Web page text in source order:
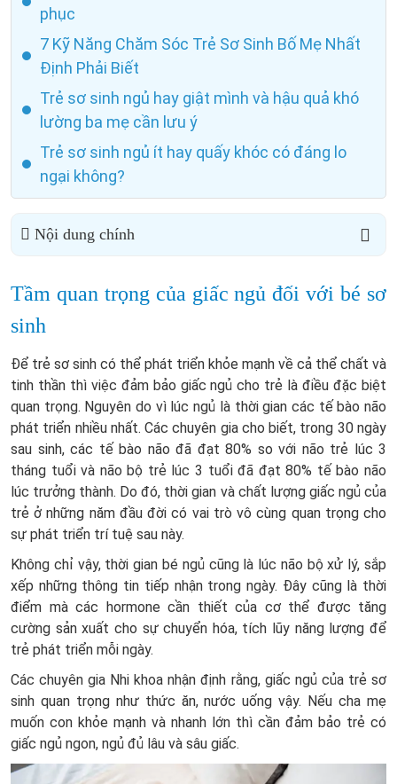
phục
7 Kỹ Năng Chăm Sóc Trẻ Sơ Sinh Bố Mẹ Nhất
Định Phải Biết
Trẻ sơ sinh ngủ hay giật mình và hậu quả khó
lường ba mẹ cần lưu ý
Trẻ sơ sinh ngủ ít hay quấy khóc có đáng lo
ngại không?
Nội dung chính
Tầm quan trọng của giấc ngủ đối với bé sơ
sinh
Để trẻ sơ sinh có thể phát triển khỏe mạnh về cả thể chất và
tinh thần thì việc đảm bảo giấc ngủ cho trẻ là điều đặc biệt
quan trọng. Nguyên do vì lúc ngủ là thời gian các tế bào não
phát triển nhiều nhất. Các chuyên gia cho biết, trong 30 ngày
sau sinh, các tế bào não đã đạt 80% so với não trẻ lúc 3
tháng tuổi và não bộ trẻ lúc 3 tuổi đã đạt 80% tế bào não
lúc trưởng thành. Do đó, thời gian và chất lượng giấc ngủ của
trẻ ở những năm đầu đời có vai trò vô cùng quan trọng cho
sự phát triển trí tuệ sau này.
Không chỉ vậy, thời gian bé ngủ cũng là lúc não bộ xử lý, sắp
xếp những thông tin tiếp nhận trong ngày. Đây cũng là thời
điểm mà các hormone cần thiết của cơ thể được tăng
cường sản xuất cho sự chuyển hóa, tích lũy năng lượng để
trẻ phát triển mỗi ngày.
Các chuyên gia Nhi khoa nhận định rằng, giấc ngủ của trẻ sơ
sinh quan trọng như thức ăn, nước uống vậy. Nếu cha mẹ
muốn con khỏe mạnh và nhanh lớn thì cần đảm bảo trẻ có
giấc ngủ ngon, ngủ đủ lâu và sâu giấc.